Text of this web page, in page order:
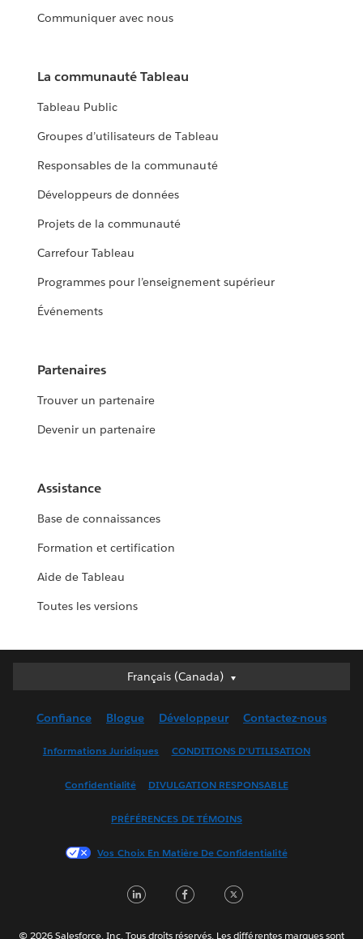
Communiquer avec nous
La communauté Tableau
Tableau Public
Groupes d’utilisateurs de Tableau
Responsables de la communauté
Développeurs de données
Projets de la communauté
Carrefour Tableau
Programmes pour l’enseignement supérieur
Événements
Partenaires
Trouver un partenaire
Devenir un partenaire
Assistance
Base de connaissances
Formation et certification
Aide de Tableau
Toutes les versions
Français (Canada)
Français (Canada)
English (UK)
Français (France)
한국어
Português
Confiance Blogue Développeur Contactez-nous
Informations Juridiques CONDITIONS D’UTILISATION
Confidentialité DIVULGATION RESPONSABLE
PRÉFÉRENCES DE TÉMOINS
Vos Choix En Matière De Confidentialité
LinkedInFacebook
© 2026 Salesforce, Inc. Tous droits réservés. Les différentes marques sont